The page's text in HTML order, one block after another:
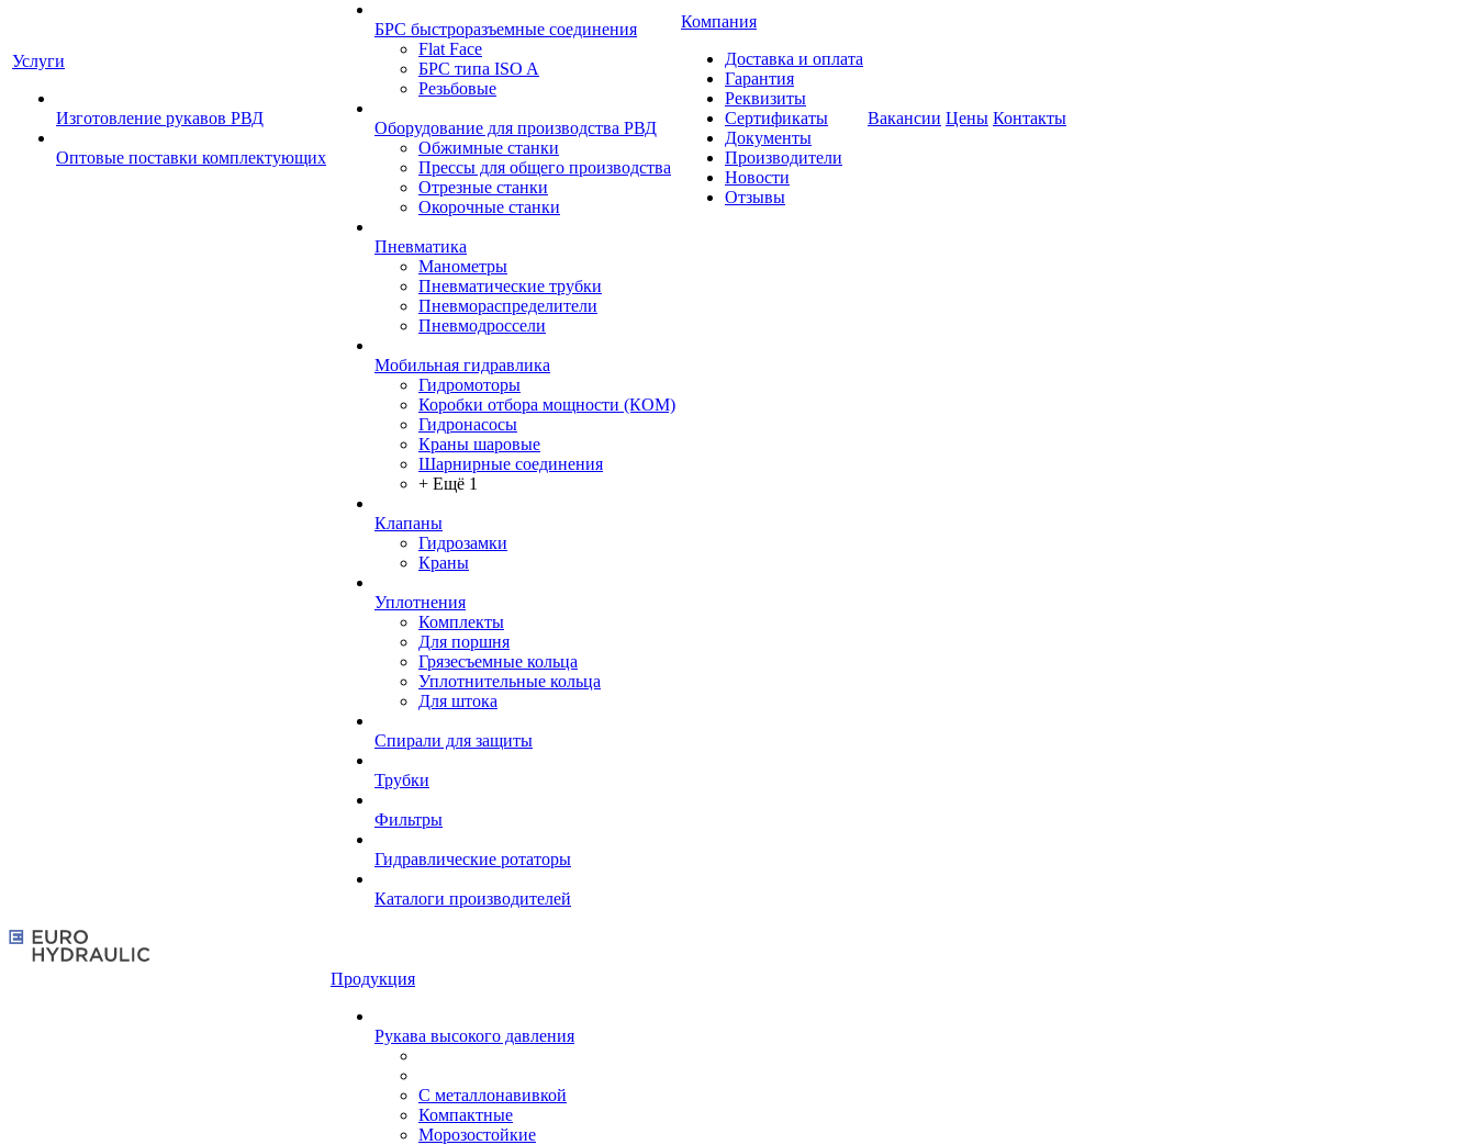
Услуги
Изготовление рукавов РВД
Оптовые поставки комплектующих
БРС быстроразъемные соединения
Flat Face
БРС типа ISO A
Резьбовые
Оборудование для производства РВД
Обжимные станки
Прессы для общего производства
Отрезные станки
Окорочные станки
Пневматика
Манометры
Пневматические трубки
Пневмораспределители
Пневмодроссели
Мобильная гидравлика
Гидромоторы
Коробки отбора мощности (КОМ)
Гидронасосы
Краны шаровые
Шарнирные соединения
+ Ещё 1
Клапаны
Гидрозамки
Краны
Уплотнения
Комплекты
Для поршня
Грязесъемные кольца
Уплотнительные кольца
Для штока
Спирали для защиты
Трубки
Фильтры
Гидравлические ротаторы
Каталоги производителей
Компания
Доставка и оплата
Гарантия
Реквизиты
Сертификаты
Документы
Производители
Новости
Отзывы
Вакансии Цены Контакты
Продукция
Рукава высокого давления
С металлонавивкой
Компактные
Морозостойкие